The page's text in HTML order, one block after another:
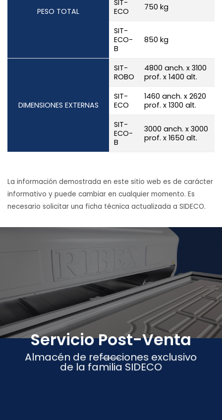
PESO TOTAL
SIT-
ECO
750 kg
SIT-
ECO-
B
850 kg
DIMENSIONES EXTERNAS
SIT-
ROBO
4800 anch. x 3100
prof. x 1400 alt.
SIT-
ECO
1460 anch. x 2620
prof. x 1300 alt.
SIT-
ECO-
B
3000 anch. x 3000
prof. x 1650 alt.
La información demostrada en este sitio web es de carácter
informativo y puede cambiar en cualquier momento. Es
necesario solicitar una ficha técnica actualizada a SIDECO.
Servicio Post-Venta
Almacén de refacciones exclusivo
de la familia SIDECO